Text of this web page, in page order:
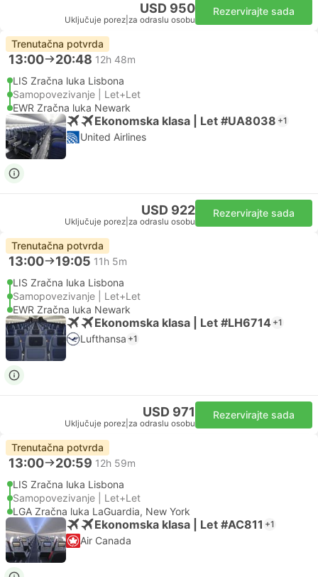
USD 950
Uključuje porez za odraslu osobu
Rezervirajte sada
Trenutačna potvrda
13:00 20:48 12h 48m
LIS Zračna luka Lisbona
Samopovezivanje | Let+Let
EWR Zračna luka Newark
Ekonomska klasa | Let #UA8038 +1
United Airlines
USD 922
Uključuje porez za odraslu osobu
Rezervirajte sada
Trenutačna potvrda
13:00 19:05 11h 5m
LIS Zračna luka Lisbona
Samopovezivanje | Let+Let
EWR Zračna luka Newark
Ekonomska klasa | Let #LH6714 +1
Lufthansa +1
USD 971
Uključuje porez za odraslu osobu
Rezervirajte sada
Trenutačna potvrda
13:00 20:59 12h 59m
LIS Zračna luka Lisbona
Samopovezivanje | Let+Let
LGA Zračna luka LaGuardia, New York
Ekonomska klasa | Let #AC811 +1
Air Canada